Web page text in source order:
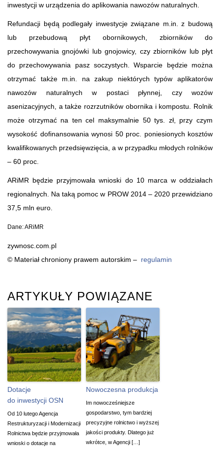
inwestycji w urządzenia do aplikowania nawozów naturalnych.
Refundacji będą podlegały inwestycje związane m.in. z budową
lub przebudową płyt obornikowych, zbiorników do
przechowywania gnojówki lub gnojowicy, czy zbiorników lub płyt
do przechowywania pasz soczystych. Wsparcie będzie można
otrzymać także m.in. na zakup niektórych typów aplikatorów
nawozów naturalnych w postaci płynnej, czy wozów
asenizacyjnych, a także rozrzutników obornika i kompostu. Rolnik
może otrzymać na ten cel maksymalnie 50 tys. zł, przy czym
wysokość dofinansowania wynosi 50 proc. poniesionych kosztów
kwalifikowanych przedsięwzięcia, a w przypadku młodych rolników
– 60 proc.
ARiMR będzie przyjmowała wnioski do 10 marca w oddziałach
regionalnych. Na taką pomoc w PROW 2014 – 2020 przewidziano
37,5 mln euro.
Dane: ARiMR
zywnosc.com.pl
© Materiał chroniony prawem autorskim – regulamin
ARTYKUŁY POWIĄZANE
Dotacje
do inwestycji OSN
Od 10 lutego Agencja
Restrukturyzacji i Modernizacji
Rolnictwa będzie przyjmowała
wnioski o dotacje na
Nowoczesna produkcja
Im nowocześniejsze
gospodarstwo, tym bardziej
precyzyjne rolnictwo i wyższej
jakości produkty. Dlatego już
wkrótce, w Agencji […]